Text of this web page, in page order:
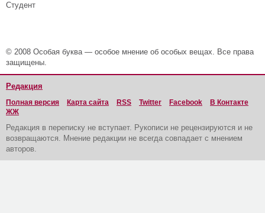
Студент
© 2008 Особая буква — особое мнение об особых вещах. Все права
защищены.
Редакция
Полная версия Карта сайта RSS Twitter Facebook
В Контакте
ЖЖ
Редакция в переписку не вступает. Рукописи не рецензируются и не
возвращаются. Мнение редакции не всегда совпадает с мнением
авторов.